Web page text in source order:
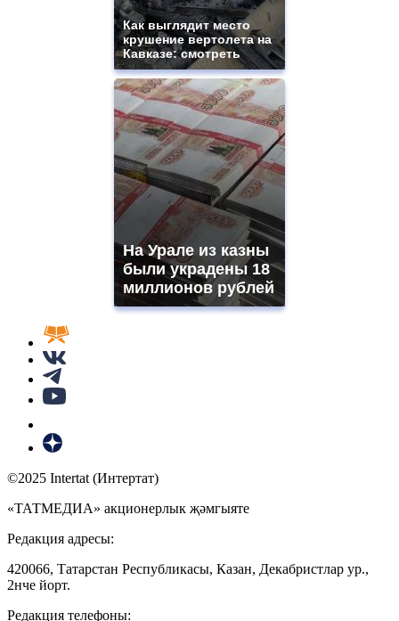
Как выглядит место
крушение вертолета на
Кавказе: смотреть
На Урале из казны
были украдены 18
миллионов рублей
©2025 Intertat (Интертат)
«ТАТМЕДИА» акционерлык җәмгыяте
Редакция адресы:
420066, Татарстан Республикасы, Казан, Декабристлар ур.,
2нче йорт.
Редакция телефоны: